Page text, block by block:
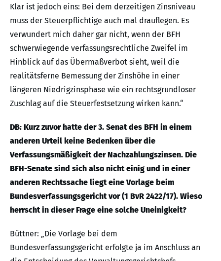
Klar ist jedoch eins: Bei dem derzeitigen Zinsniveau
muss der Steuerpflichtige auch mal drauflegen. Es
verwundert mich daher gar nicht, wenn der BFH
schwerwiegende verfassungsrechtliche Zweifel im
Hinblick auf das Übermaßverbot sieht, weil die
realitätsferne Bemessung der Zinshöhe in einer
längeren Niedrigzinsphase wie ein rechtsgrundloser
Zuschlag auf die Steuerfestsetzung wirken kann.“
DB: Kurz zuvor hatte der 3. Senat des BFH in einem
anderen Urteil keine Bedenken über die
Verfassungsmäßigkeit der Nachzahlungszinsen. Die
BFH-Senate sind sich also nicht einig und in einer
anderen Rechtssache liegt eine Vorlage beim
Bundesverfassungsgericht vor (1 BvR 2422/17). Wieso
herrscht in dieser Frage eine solche Uneinigkeit?
Büttner: „Die Vorlage bei dem
Bundesverfassungsgericht erfolgte ja im Anschluss an